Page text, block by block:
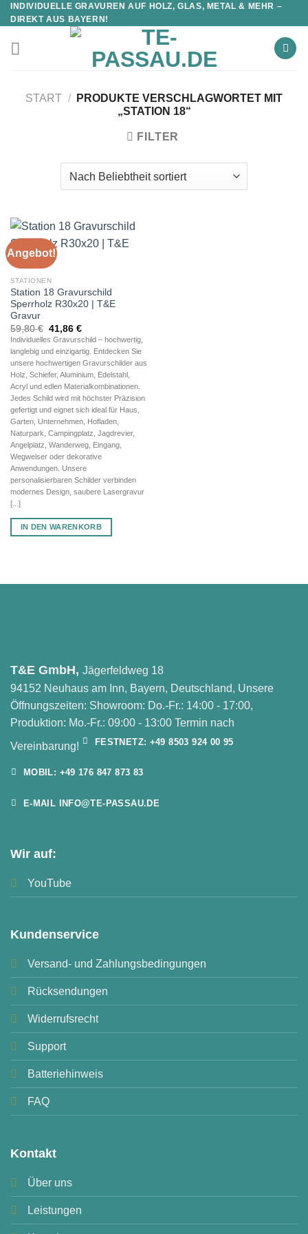
INDIVIDUELLE GRAVUREN AUF HOLZ, GLAS, METAL & MEHR –
DIREKT AUS BAYERN!
START /
PRODUKTE VERSCHLAGWORTET MIT
„STATION 18“
FILTER
Angebot!
STATIONEN
Station 18 Gravurschild
Sperrholz R30x20 | T&E
Gravur
59,80€ Ursprünglicher
Preis
war:
59,80 €
41,86 €Aktueller
Preis
ist:
41,86 €.
Individuelles Gravurschild – hochwertig,
langlebig und einzigartig. Entdecken Sie
unsere hochwertigen Gravurschilder aus
Holz, Schiefer, Aluminium, Edelstahl,
Acryl und edlen Materialkombinationen.
Jedes Schild wird mit höchster Präzision
gefertigt und eignet sich ideal für Haus,
Garten, Unternehmen, Hofladen,
Naturpark, Campingplatz, Jagdrevier,
Angelplatz, Wanderweg, Eingang,
Wegweiser oder dekorative
Anwendungen. Unsere
personalisierbaren Schilder verbinden
modernes Design, saubere Lasergravur
[...]
IN DEN WARENKORB
T&E GmbH, Jägerfeldweg 18
94152 Neuhaus am Inn, Bayern, Deutschland, Unsere
Öffnungszeiten: Showroom: Do.-Fr.: 14:00 - 17:00,
Produktion: Mo.-Fr.: 09:00 - 13:00 Termin nach
Vereinbarung!
FESTNETZ: +49 8503 924 00 95
MOBIL: +49 176 847 873 83
E-MAIL INFO@TE-PASSAU.DE
Wir auf:
YouTube
Kundenservice
Versand- und Zahlungsbedingungen
Rücksendungen
Widerrufsrecht
Support
Batteriehinweis
FAQ
Kontakt
Über uns
Leistungen